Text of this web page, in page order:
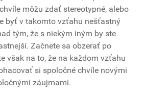
môžu zdať stereotypné, alebo
byť v takomto vzťahu nešťastný
tým, že s niekým iným by ste
Začnete sa obzerať po
však na to, že na každom vzťahu
si spoločné chvíle novými
záujmami.